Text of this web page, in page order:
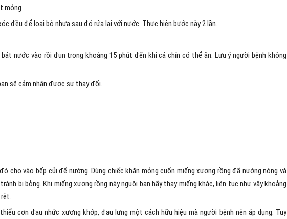
mỏng
đều để loại bỏ nhựa sau đó rửa lại với nước. Thực hiện bước này 2 lần.
nước vào rồi đun trong khoảng 15 phút đến khi cá chín có thể ăn. Lưu ý người bệnh không
sẽ cảm nhận được sự thay đổi.
cho vào bếp củi để nướng. Dùng chiếc khăn mỏng cuốn miếng xương rồng đã nướng nóng và
bị bỏng. Khi miếng xương rồng này nguội bạn hãy thay miếng khác, liên tục như vậy khoảng
cơn đau nhức xương khớp, đau lưng một cách hữu hiệu mà người bệnh nên áp dụng. Tuy